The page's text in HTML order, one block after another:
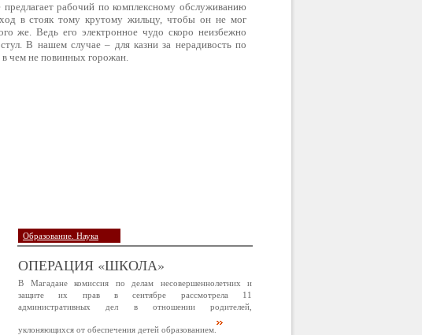
рабочий по комплексному обслуживанию
в стояк тому крутому жильцу, чтобы он не мог
же. Ведь его электронное чудо скоро неизбежно
В нашем случае – для казни за нерадивость по
чем не повинных горожан.
Образование. Наука
ОПЕРАЦИЯ «ШКОЛА»
В Магадане комиссия по делам несовершеннолетних и
защите их прав в сентябре рассмотрела 11
административных дел в отношении родителей,
уклоняющихся от обеспечения детей образованием.